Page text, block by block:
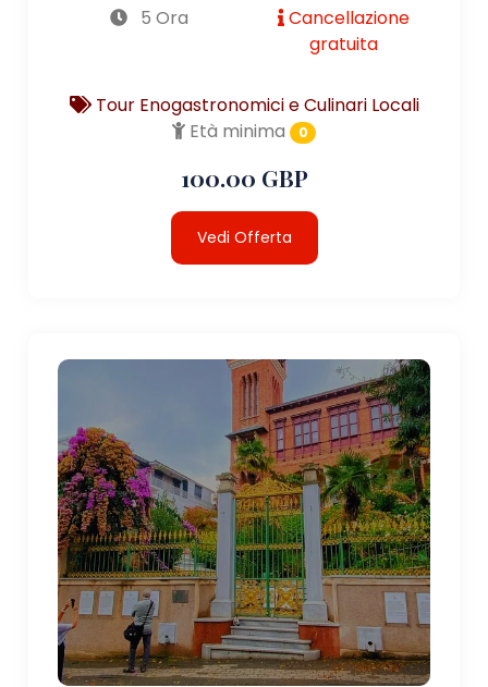
5 Ora
Cancellazione
gratuita
Tour Enogastronomici e Culinari Locali
Età minima
0
100.00 GBP
Vedi Offerta